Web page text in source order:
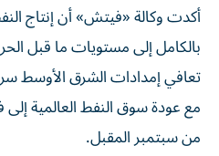
أكدت وكالة «فيتش» أن إنتاج
بالكامل إلى مستويات ما قبل
تعافي إمدادات الشرق الأوسط
مع عودة سوق النفط العالمية
من سبتمبر المقبل.